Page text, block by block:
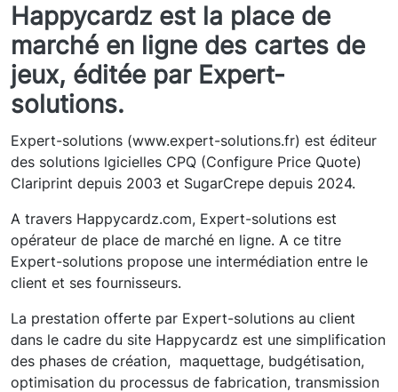
Happycardz est la place de
marché en ligne des cartes de
jeux, éditée par Expert-
solutions.
Expert-solutions (www.expert-solutions.fr) est éditeur
des solutions lgicielles CPQ (Configure Price Quote)
Clariprint depuis 2003 et SugarCrepe depuis 2024.
A travers Happycardz.com, Expert-solutions est
opérateur de place de marché en ligne. A ce titre
Expert-solutions propose une intermédiation entre le
client et ses fournisseurs.
La prestation offerte par Expert-solutions au client
dans le cadre du site Happycardz est une simplification
des phases de création, maquettage, budgétisation,
optimisation du processus de fabrication, transmission